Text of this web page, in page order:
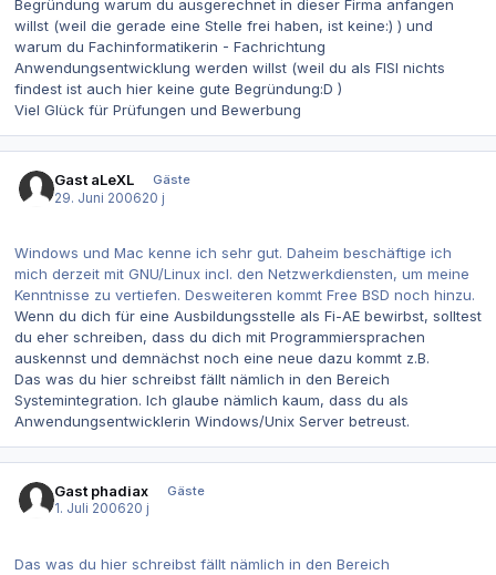
Begründung warum du ausgerechnet in dieser Firma anfangen
willst (weil die gerade eine Stelle frei haben, ist keine:) ) und
warum du Fachinformatikerin - Fachrichtung
Anwendungsentwicklung werden willst (weil du als FISI nichts
findest ist auch hier keine gute Begründung:D )
Viel Glück für Prüfungen und Bewerbung
Gast aLeXL
Gäste
29. Juni 200620 j
Windows und Mac kenne ich sehr gut. Daheim beschäftige ich
mich derzeit mit GNU/Linux incl. den Netzwerkdiensten, um meine
Kenntnisse zu vertiefen. Desweiteren kommt Free BSD noch hinzu.
Wenn du dich für eine Ausbildungsstelle als Fi-AE bewirbst, solltest
du eher schreiben, dass du dich mit Programmiersprachen
auskennst und demnächst noch eine neue dazu kommt z.B.
Das was du hier schreibst fällt nämlich in den Bereich
Systemintegration. Ich glaube nämlich kaum, dass du als
Anwendungsentwicklerin Windows/Unix Server betreust.
Gast phadiax
Gäste
1. Juli 200620 j
Das was du hier schreibst fällt nämlich in den Bereich